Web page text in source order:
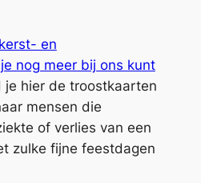
en
nog meer bij ons kunt
je hier de troostkaarten
mensen die
of verlies van een
zulke fijne feestdagen